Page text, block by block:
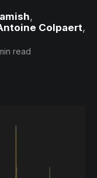
,
Colpaert,
read